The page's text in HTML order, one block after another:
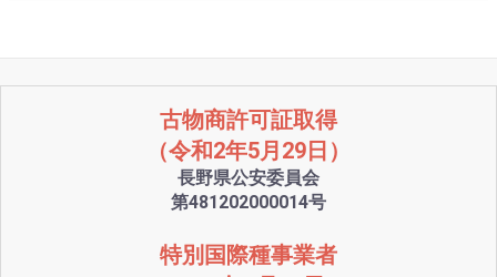
古物商許可証取得
（令和2年5月29日）
長野県公安委員会
第481202000014号
特別国際種事業者